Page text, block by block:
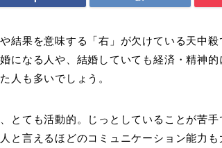
結果を意味する「右」が欠けている天中
になる人や、結婚していても経済・精神
人も多いでしょう。
とても活動的。じっとしていることが苦
と言えるほどのコミュニケーション能力